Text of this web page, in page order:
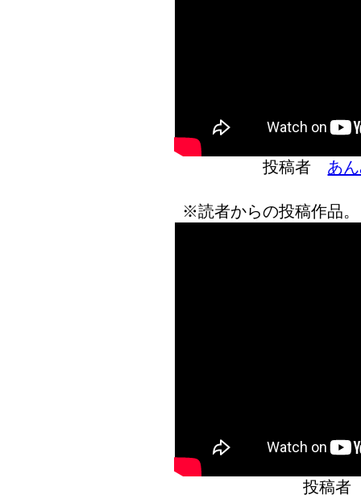
投稿者 あ
※読者からの投稿作品
投稿